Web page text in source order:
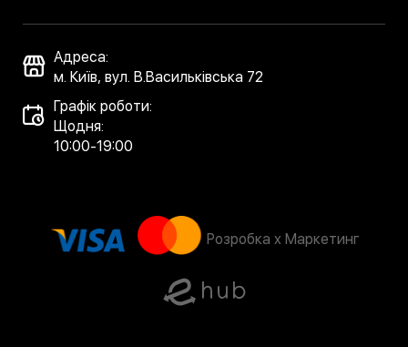
Адреса:
м. Київ, вул. В.Васильківська 72
Графік роботи:
Щодня:
10:00-19:00
Розробка x Маркетинг